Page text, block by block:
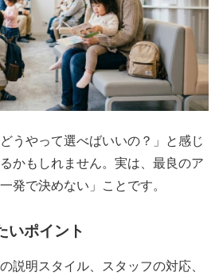
うやって選べばいいの？」と感じ
かもしれません。実は、最良のア
発で決めない」ことです。
いポイント
説明スタイル、スタッフの対応、